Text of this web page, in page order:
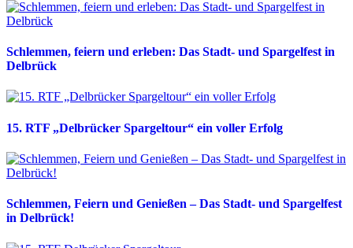
Schlemmen, feiern und erleben: Das Stadt- und Spargelfest in
Delbrück
15. RTF „Delbrücker Spargeltour“ ein voller Erfolg
Schlemmen, Feiern und Genießen – Das Stadt- und Spargelfest
in Delbrück!